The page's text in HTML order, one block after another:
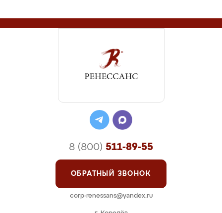
8 (800) 511-89-55
ОБРАТНЫЙ ЗВОНОК
corp-renessans@yandex.ru